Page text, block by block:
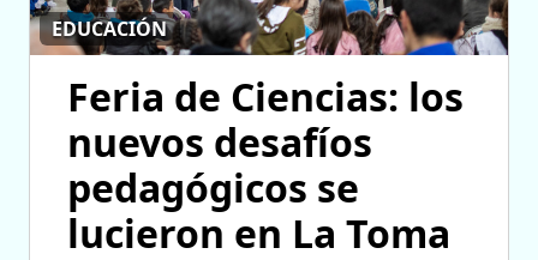
EDUCACIÓN
Feria de Ciencias: los
nuevos desafíos
pedagógicos se
lucieron en La Toma